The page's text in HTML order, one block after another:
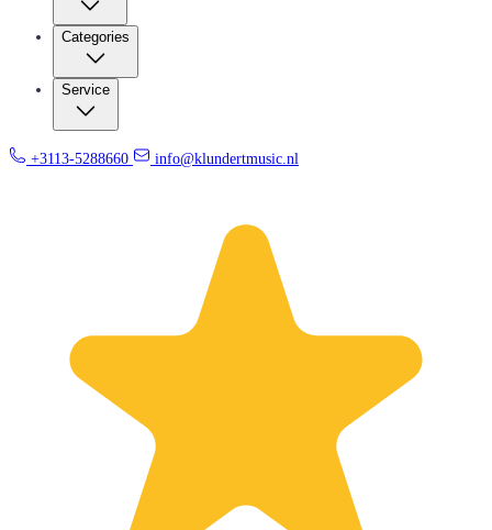
Categories
Service
+3113-5288660 info@klundertmusic.nl